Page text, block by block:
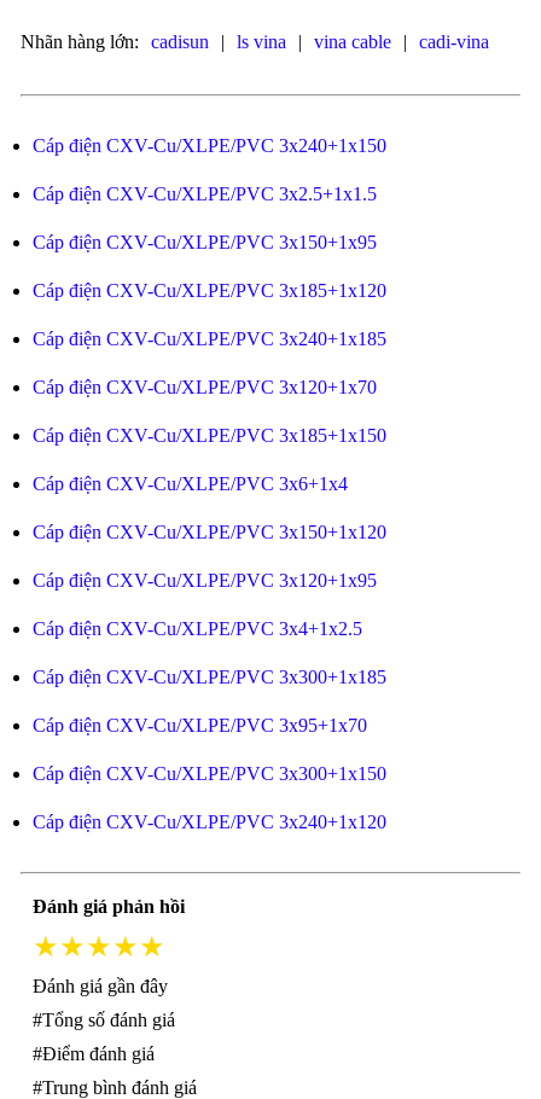
Nhãn hàng lớn: cadisun | ls vina | vina cable | cadi-vina
Cáp điện CXV-Cu/XLPE/PVC 3x240+1x150
Cáp điện CXV-Cu/XLPE/PVC 3x2.5+1x1.5
Cáp điện CXV-Cu/XLPE/PVC 3x150+1x95
Cáp điện CXV-Cu/XLPE/PVC 3x185+1x120
Cáp điện CXV-Cu/XLPE/PVC 3x240+1x185
Cáp điện CXV-Cu/XLPE/PVC 3x120+1x70
Cáp điện CXV-Cu/XLPE/PVC 3x185+1x150
Cáp điện CXV-Cu/XLPE/PVC 3x6+1x4
Cáp điện CXV-Cu/XLPE/PVC 3x150+1x120
Cáp điện CXV-Cu/XLPE/PVC 3x120+1x95
Cáp điện CXV-Cu/XLPE/PVC 3x4+1x2.5
Cáp điện CXV-Cu/XLPE/PVC 3x300+1x185
Cáp điện CXV-Cu/XLPE/PVC 3x95+1x70
Cáp điện CXV-Cu/XLPE/PVC 3x300+1x150
Cáp điện CXV-Cu/XLPE/PVC 3x240+1x120
Đánh giá phản hồi
★★★★★
Đánh giá gần đây
#Tổng số đánh giá
#Điểm đánh giá
#Trung bình đánh giá